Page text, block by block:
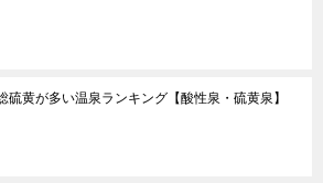
硫黄が多い温泉ランキング【酸性泉・硫黄泉】